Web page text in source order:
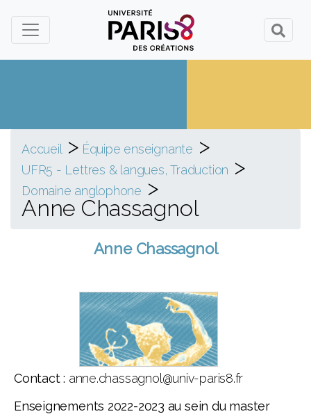
Panneau de gestion des cookies
Accueil > Équipe enseignante >
UFR5 - Lettres & langues, Traduction >
Domaine anglophone >
Anne Chassagnol
Anne Chassagnol
Contact : anne.chassagnol@univ-paris8.fr
Enseignements 2022-2023 au sein du master